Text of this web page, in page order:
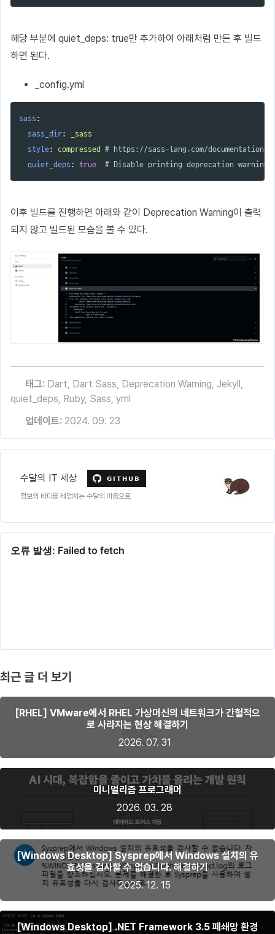
해당 부분에 quiet_deps: true만 추가하여 아래처럼 만든 후 빌드
하면 된다.
_config.yml
sass :
sass_dir:
_sass
style: compressed
# https://sass-lang.com/documentation/
quiet_deps : true # Disable printing deprecation
이후 빌드를 진행하면 아래와 같이 Deprecation Warning이 출력
되지 않고 빌드된 모습을 볼 수 있다.
태그: Dart, Dart Sass, Deprecation Warning, Jekyll,
quiet_deps, Ruby, Sass, yml
업데이트: 2024. 09. 23
수달의 IT 세상
정보의 바다를 헤엄치는 수달의 마음으로
최근 글 더 보기
[RHEL] VMware에서 RHEL 가상머신의 네트워크가 간헐적으
로 사라지는 현상 해결하기
2026. 07. 31
미니멀리즘 프로그래머
2026. 03. 28
[Windows Desktop] Sysprep에서 Windows 설치의 유
효성을 검사할 수 없습니다. 해결하기
2025. 12. 15
[Windows Desktop] .NET Framework 3.5 폐쇄망 환경